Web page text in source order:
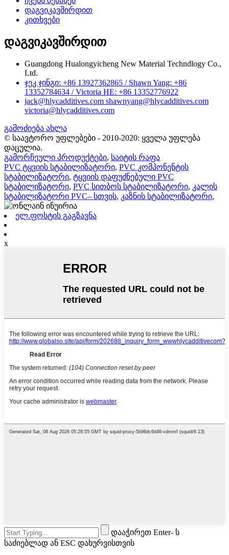
დაგვიკავშირდით
კითხვები
დაგვიკავშირდით
Guangdong Hualongyicheng New Material Techndlogy Co.,
Ltd.
ჯეკ ჯინგი: +86 13927362865 / Shawn Yang: +86
13352784634 / Victoria HE: +86 13352776922
jack@hlycadditives.com shawnyang@hlycadditives.com
victoria@hlycadditives.com
გამოძიება ახლა
© საავტორო უფლებები - 2010-2020: ყველა უფლება
დაცულია.
გამორჩეული პროდუქტები, საიტის რაფა
PVC ტყვიის სტაბილიზატორი, PVC კომპონენტის
სტაბილიზატორი, ტყვიის დაფუძნებული PVC
სტაბილიზატორი, PVC სითბოს სტაბილიზატორი, კალის
სტაბილიზატორი PVC– სთვის, კაზნის სტაბილიზატორი,
ელ.ფოსტის გაგზავნა
x
დააჭირეთ Enter- ს
საძიებლად ან ESC დახურვისთვის